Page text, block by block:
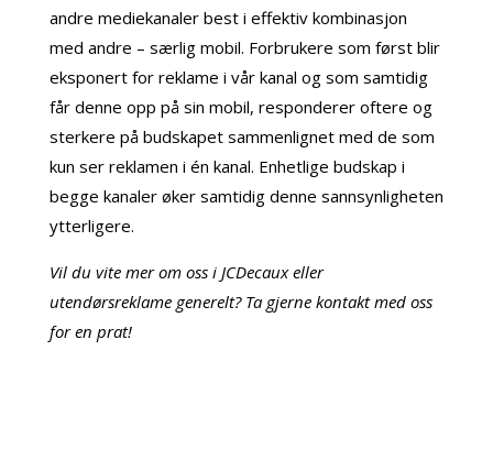
andre mediekanaler best i effektiv kombinasjon
med andre – særlig mobil. Forbrukere som først blir
eksponert for reklame i vår kanal og som samtidig
får denne opp på sin mobil, responderer oftere og
sterkere på budskapet sammenlignet med de som
kun ser reklamen i én kanal. Enhetlige budskap i
begge kanaler øker samtidig denne sannsynligheten
ytterligere.
Vil du vite mer om oss i JCDecaux eller
utendørsreklame generelt? Ta gjerne kontakt med oss
for en prat!